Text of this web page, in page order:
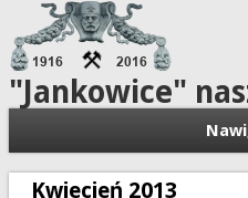
"Jankowice"
Kwiecień 2013